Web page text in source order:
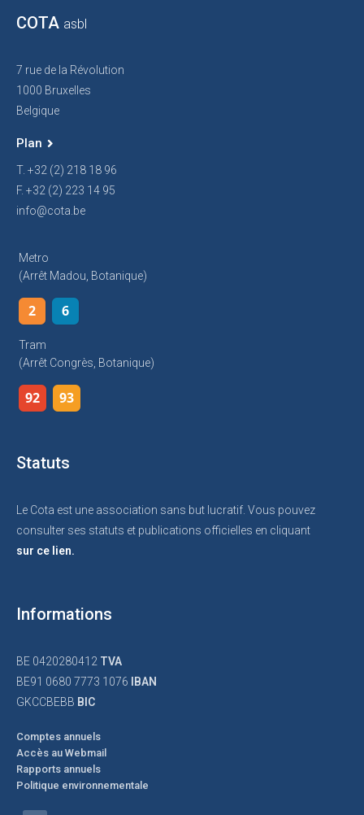
COTA asbl
7 rue de la Révolution
1000 Bruxelles
Belgique
Plan
T. +32 (2) 218 18 96
F. +32 (2) 223 14 95
info@cota.be
Metro
(arrêt Madou, Botanique)
2 6
Tram
(arrêt Congrès, Botanique)
92 93
Statuts
Le Cota est une association sans but lucratif. Vous pouvez
consulter ses statuts et publications officielles en cliquant
sur ce lien.
Informations
BE 0420280412 TVA
BE91 0680 7773 1076
IBAN
GKCCBEBB BIC
Comptes annuels
Accès au Webmail
Rapports annuels
Politique environnementale